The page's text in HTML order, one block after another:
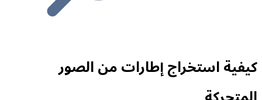
كيفية استخراج إطارات من الصور